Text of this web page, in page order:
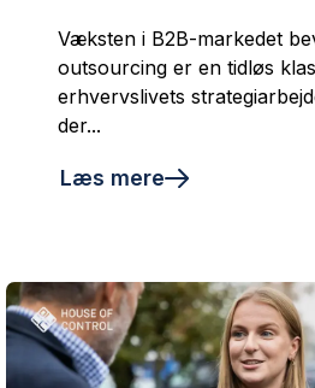
Væksten i B2B-markedet
outsourcing er en tidløs
erhvervslivets
der...
Læs mere